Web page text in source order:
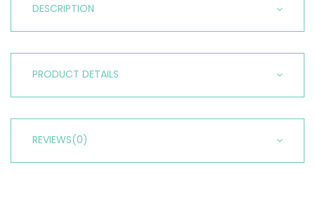
DESCRIPTION
PRODUCT DETAILS
REVIEWS(0)